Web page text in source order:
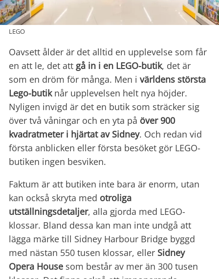
LEGO
Oavsett ålder är det alltid en upplevelse som får
en att le, det att gå in i en LEGO-butik, det är
som en dröm för många. Men i världens största
Lego-butiknår upplevelsen helt nya höjder.
Nyligen invigd är det en butik som sträcker sig
över två våningar och en yta på över 900
kvadratmeter i hjärtat av Sidney. Och redan vid
första anblicken eller första besöket gör LEGO-
butiken ingen besviken.
Faktum är att butiken inte bara är enorm, utan
kan också skryta med otroliga
utställningsdetaljer, alla gjorda med LEGO-
klossar. Bland dessa kan man inte undgå att
lägga märke till Sidney Harbour Bridge byggd
med nästan 550 tusen klossar, eller Sidney
Opera House som består av mer än 300 tusen